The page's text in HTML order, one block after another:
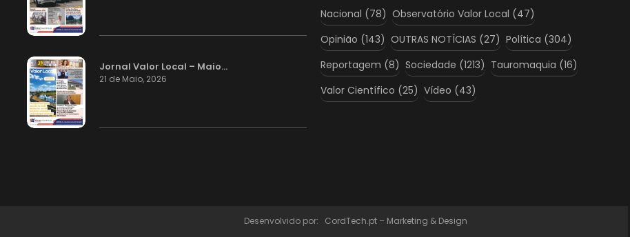
Jornal Valor Local – Maio…
21 de Maio, 2026
Nacional (78) Observatório Valor Local (47)
Opinião (143) OUTRAS NOTÍCIAS (27) Política (304)
Reportagem (8) Sociedade (1213) Tauromaquia (16)
Valor Científico (25) Vídeo (43)
Desenvolvido por: CordTech.pt – Marketing & Design